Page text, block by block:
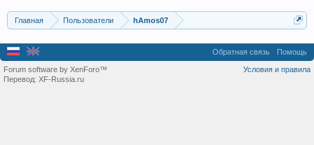
Главная Пользователи hAmos07
Обратная связь Помощь
Условия и правила
Forum software by XenForo™
Перевод: XF-Russia.ru